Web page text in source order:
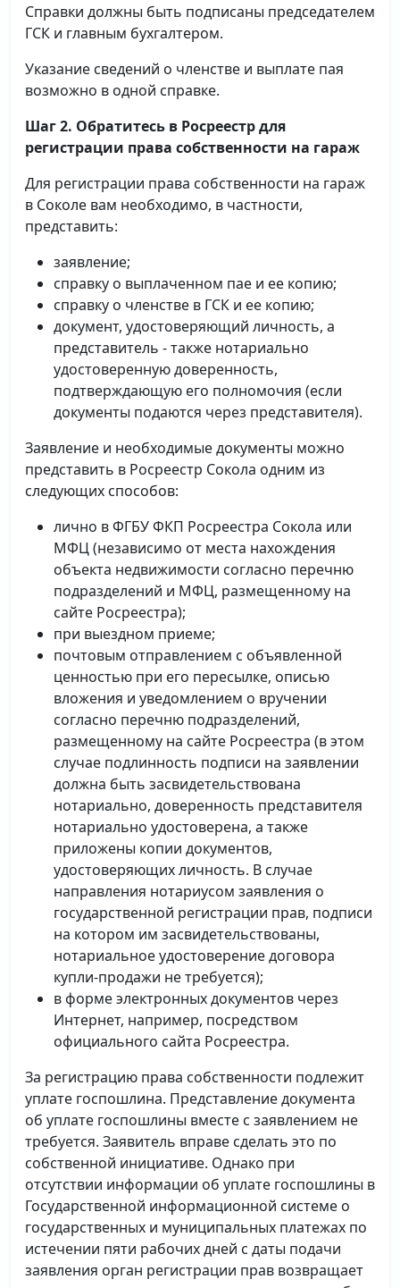
Справки должны быть подписаны председателем
ГСК и главным бухгалтером.
Указание сведений о членстве и выплате пая
возможно в одной справке.
Шаг 2. Обратитесь в Росреестр для
регистрации права собственности на гараж
Для регистрации права собственности на гараж
в Соколе вам необходимо, в частности,
представить:
заявление;
справку о выплаченном пае и ее копию;
справку о членстве в ГСК и ее копию;
документ, удостоверяющий личность, а
представитель - также нотариально
удостоверенную доверенность,
подтверждающую его полномочия (если
документы подаются через представителя).
Заявление и необходимые документы можно
представить в Росреестр Сокола одним из
следующих способов:
лично в ФГБУ ФКП Росреестра Сокола или
МФЦ (независимо от места нахождения
объекта недвижимости согласно перечню
подразделений и МФЦ, размещенному на
сайте Росреестра);
при выездном приеме;
почтовым отправлением с объявленной
ценностью при его пересылке, описью
вложения и уведомлением о вручении
согласно перечню подразделений,
размещенному на сайте Росреестра (в этом
случае подлинность подписи на заявлении
должна быть засвидетельствована
нотариально, доверенность представителя
нотариально удостоверена, а также
приложены копии документов,
удостоверяющих личность. В случае
направления нотариусом заявления о
государственной регистрации прав, подписи
на котором им засвидетельствованы,
нотариальное удостоверение договора
купли-продажи не требуется);
в форме электронных документов через
Интернет, например, посредством
официального сайта Росреестра.
За регистрацию права собственности подлежит
уплате госпошлина. Представление документа
об уплате госпошлины вместе с заявлением не
требуется. Заявитель вправе сделать это по
собственной инициативе. Однако при
отсутствии информации об уплате госпошлины в
Государственной информационной системе о
государственных и муниципальных платежах по
истечении пяти рабочих дней с даты подачи
заявления орган регистрации прав возвращает